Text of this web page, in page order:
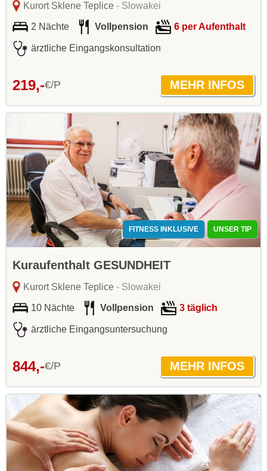
Kurort Sklene Teplice- Slowakei
2 Nächte Vollpension 6 per Aufenthalt
ärztliche Eingangskonsultation
219,-€/P
FITNESS INKLUSIVE UNSER TIP
Kuraufenthalt GESUNDHEIT
Kurort Sklene Teplice- Slowakei
10 Nächte Vollpension 3 täglich
ärztliche Eingangsuntersuchung
844,-€/P